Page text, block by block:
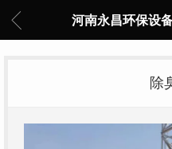
河南永昌环保设
除